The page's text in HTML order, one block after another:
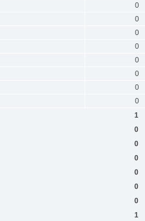
0
0
0
0
0
0
0
0
1
0
0
0
0
0
0
1